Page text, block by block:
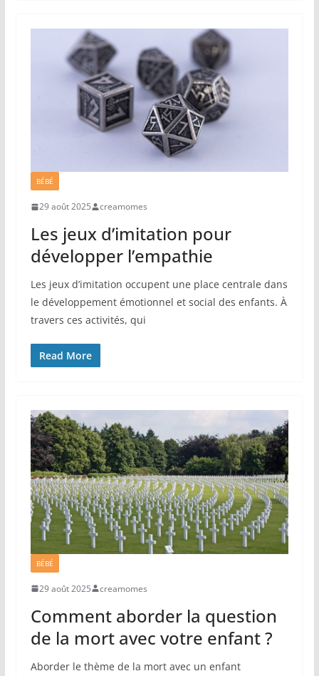
BÉBÉ
29 août 2025 creamomes
Les jeux d’imitation pour
développer l’empathie
Les jeux d’imitation occupent une place centrale dans
le développement émotionnel et social des enfants. À
travers ces activités, qui
Read More
BÉBÉ
29 août 2025 creamomes
Comment aborder la question
de la mort avec votre enfant ?
Aborder le thème de la mort avec un enfant